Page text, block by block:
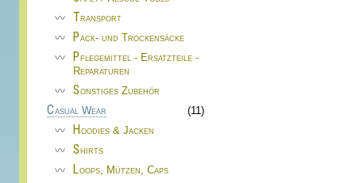
Transport
Pack- und Trockensäcke
Pflegemittel - Ersatzteile -
Reparaturen
Sonstiges Zubehör
Casual Wear
(11)
Hoodies & Jacken
Shirts
Loops, Mützen, Caps